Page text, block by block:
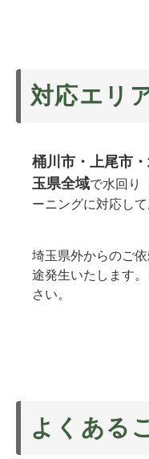
対応エリ
桶川市・上尾市・
玉県全域で水回り
ーニングに対応して
埼玉県外からのご
途発生いたします
さい。
よくある